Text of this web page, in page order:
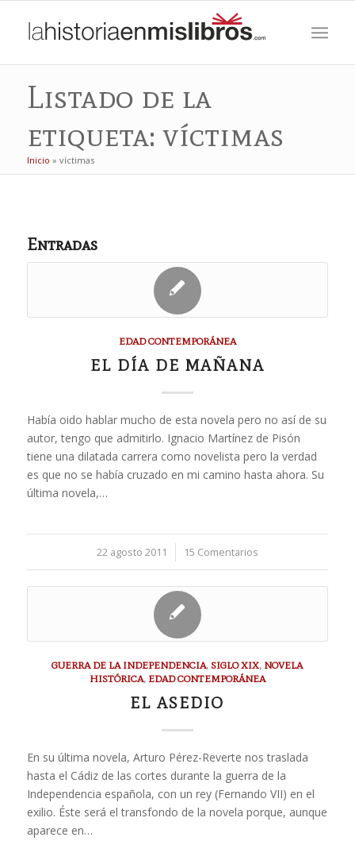
Listado de la
etiqueta: víctimas
Inicio » víctimas
Entradas
EDAD CONTEMPORÁNEA
EL DÍA DE MAÑANA
Había oido hablar mucho de esta novela pero no así de su
autor, tengo que admitirlo. Ignacio Martínez de Pisón
tiene una dilatada carrera como novelista pero la verdad
es que no se había cruzado en mi camino hasta ahora. Su
última novela,…
22 agosto 2011
/ 15 Comentarios
GUERRA DE LA INDEPENDENCIA, SIGLO XIX, NOVELA
HISTÓRICA, EDAD CONTEMPORÁNEA
EL ASEDIO
En su última novela, Arturo Pérez-Reverte nos traslada
hasta el Cádiz de las cortes durante la guerra de la
Independencia española, con un rey (Fernando VII) en el
exilio. Éste será el transfondo de la novela porque, aunque
aparece en…